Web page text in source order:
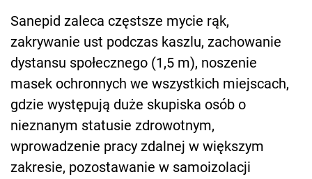
Sanepid zaleca częstsze mycie rąk,
zakrywanie ust podczas kaszlu, zachowanie
dystansu społecznego (1,5 m), noszenie
masek ochronnych we wszystkich miejscach,
gdzie występują duże skupiska osób o
nieznanym statusie zdrowotnym,
wprowadzenie pracy zdalnej w większym
zakresie, pozostawanie w samoizolacji